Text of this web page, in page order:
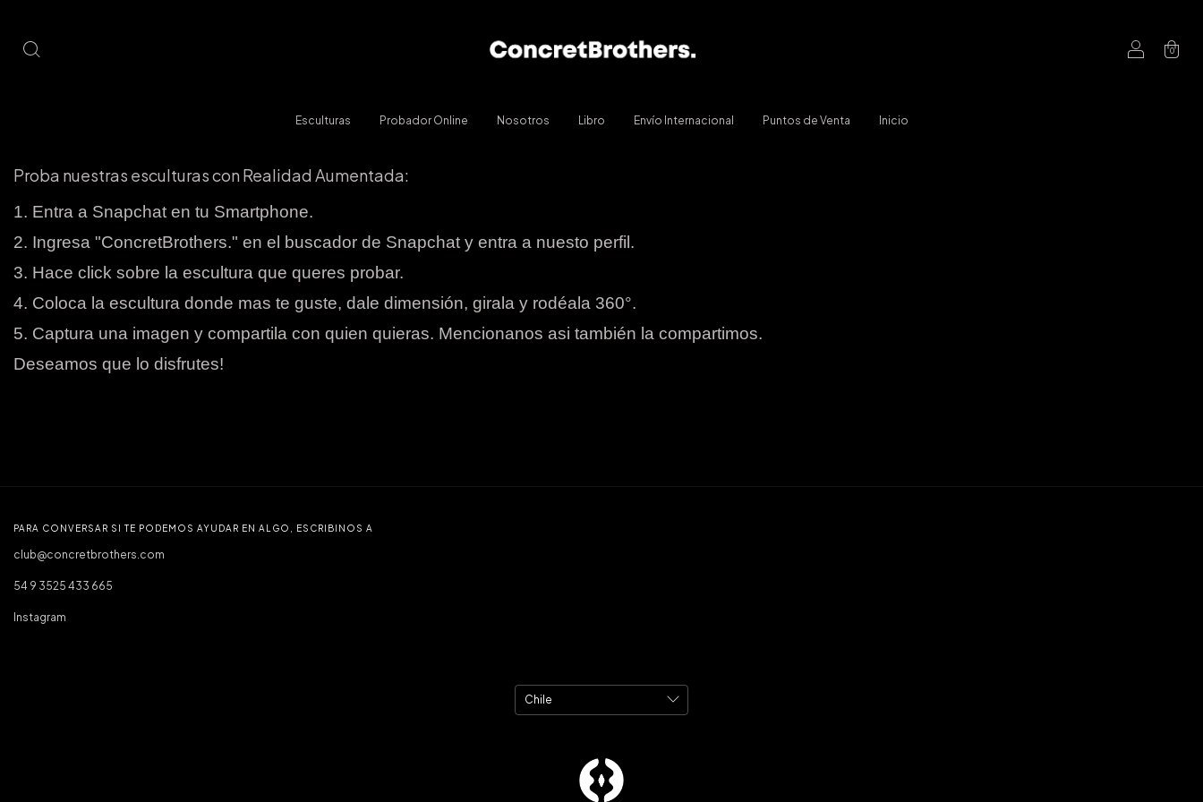
0
Esculturas Probador Online Nosotros Libro Envío Internacional Puntos de Venta Inicio
Proba nuestras esculturas con Realidad Aumentada:
1. Entra a Snapchat en tu Smartphone.
2. Ingresa "ConcretBrothers." en el buscador de Snapchat y entra a nuesto perfil.
3. Hace click sobre la escultura que queres probar.
4. Coloca la escultura donde mas te guste, dale dimensión, girala y rodéala 360°.
5. Captura una imagen y compartila con quien quieras. Mencionanos asi también la compartimos.
Deseamos que lo disfrutes!
PARA CONVERSAR SI TE PODEMOS AYUDAR EN ALGO, ESCRIBINOS A
club@concretbrothers.com
54 9 3525 433 665
Instagram